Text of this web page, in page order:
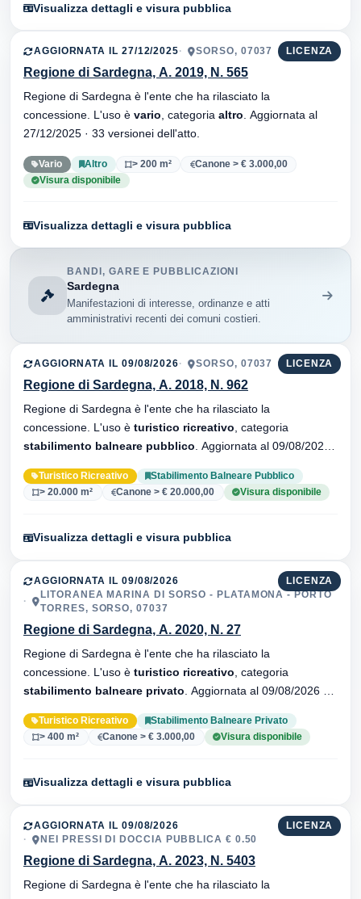
Visualizza dettagli e visura pubblica
LICENZA
AGGIORNATA IL 27/12/2025 SORSO, 07037
Regione di Sardegna, A. 2019, N. 565
Regione di Sardegna è l'ente che ha rilasciato la
concessione. L'uso è vario , categoria altro
27/12/2025 · 33 versionei dell'atto.
Vario Altro > 200 m²
Canone > € 3.000,00
Visura disponibile
Visualizza dettagli e visura pubblica
BANDI, GARE E PUBBLICAZIONI
Sardegna
Manifestazioni di interesse, ordinanze e atti
amministrativi recenti dei comuni costieri.
LICENZA
AGGIORNATA IL 09/08/2026 SORSO, 07037
Regione di Sardegna, A. 2018, N. 962
Regione di Sardegna è l'ente che ha rilasciato la
concessione. L'uso è turistico ricreativo , categoria
stabilimento balneare pubblico
Turistico Ricreativo
Stabilimento Balneare Pubblico
> 20.000 m²
Canone > € 20.000,00 Visura disponibile
Visualizza dettagli e visura pubblica
LICENZA
AGGIORNATA IL 09/08/2026
LITORANEA MARINA DI SORSO - PLATAMONA - PORTO
TORRES, SORSO, 07037
Regione di Sardegna, A. 2020, N. 27
Regione di Sardegna è l'ente che ha rilasciato la
concessione. L'uso è turistico ricreativo , categoria
stabilimento balneare privato
Turistico Ricreativo
Stabilimento Balneare Privato
> 400 m²
Canone > € 3.000,00 Visura disponibile
Visualizza dettagli e visura pubblica
LICENZA
AGGIORNATA IL 09/08/2026
NEI PRESSI DI DOCCIA PUBBLICA € 0.50
Regione di Sardegna, A. 2023, N. 5403
Regione di Sardegna è l'ente che ha rilasciato la